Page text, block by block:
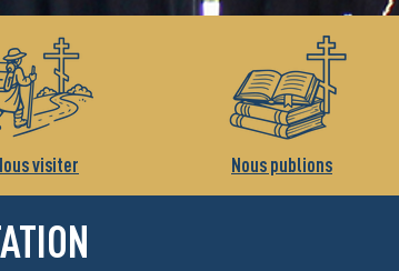
visiter Nous publions